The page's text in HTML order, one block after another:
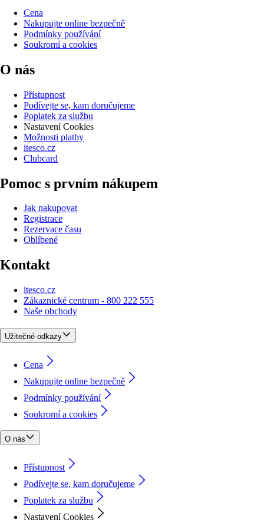
Cena
Nakupujte online bezpečně
Podmínky používání
Soukromí a cookies
O nás
Přístupnost
Podívejte se, kam doručujeme
Poplatek za službu
Nastavení Cookies
Možnosti platby
itesco.cz
Clubcard
Pomoc s prvním nákupem
Jak nakupovat
Registrace
Rezervace času
Oblíbené
Kontakt
itesco.cz
Zákaznické centrum - 800 222 555
Naše obchody
Užitečné odkazy
Cena
Nakupujte online bezpečně
Podmínky používání
Soukromí a cookies
O nás
Přístupnost
Podívejte se, kam doručujeme
Poplatek za službu
Nastavení Cookies